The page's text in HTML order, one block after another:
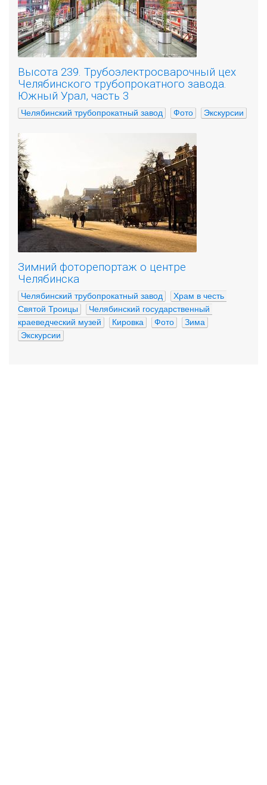
Высота 239. Трубоэлектросварочный цех
Челябинского трубопрокатного завода.
Южный Урал, часть 3
Челябинский трубопрокатный завод Фото Экскурсии
Зимний фоторепортаж о центре
Челябинска
Челябинский трубопрокатный завод
Храм в честь
Святой Троицы
Челябинский государственный
краеведческий музей
Кировка Фото
Зима
Экскурсии